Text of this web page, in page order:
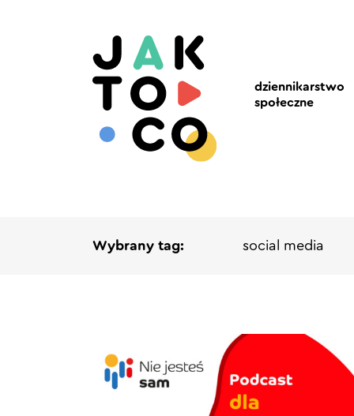
dziennikarstwo
społeczne
Wybrany tag: social media